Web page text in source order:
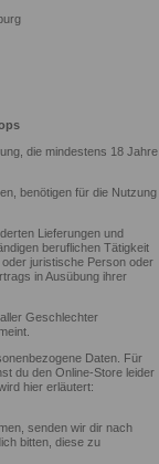
die mindestens 18 Jahre
benötigen für die Nutzung
Lieferungen und
beruflichen Tätigkeit
juristische Person oder
in Ausübung ihrer
Geschlechter
Daten. Für
du den Online-Store leider
hier erläutert:
senden wir dir nach
bitten, diese zu